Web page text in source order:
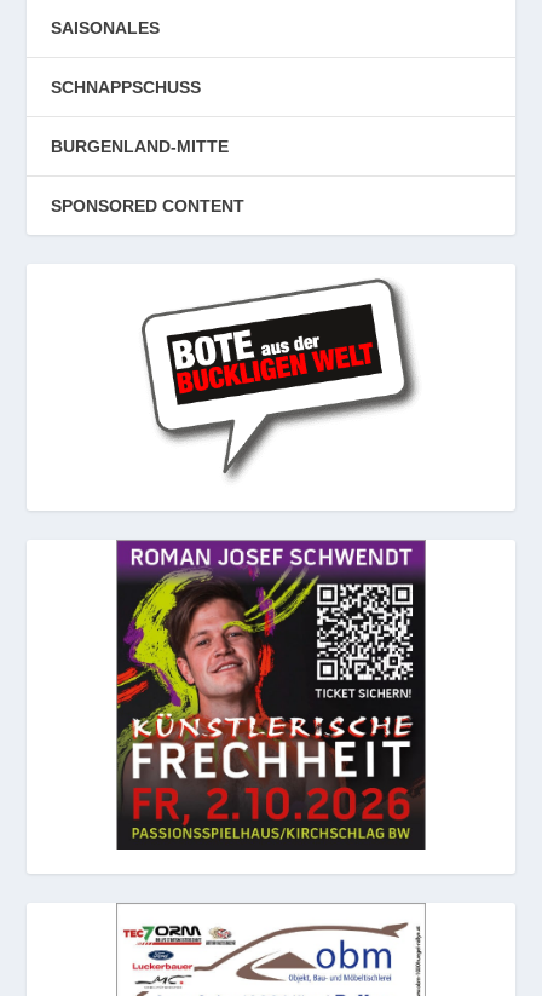
SAISONALES
SCHNAPPSCHUSS
BURGENLAND-MITTE
SPONSORED CONTENT